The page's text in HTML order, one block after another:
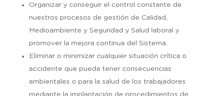
Organizar y conseguir el control constante de
nuestros procesos de gestión de Calidad,
Medioambiente y Seguridad y Salud laboral y
promover la mejora continua del Sistema.
Eliminar o minimizar cualquier situación crítica o
accidente que pueda tener consecuencias
ambientales o para la salud de los trabajadores
mediante la implantación de procedimientos de